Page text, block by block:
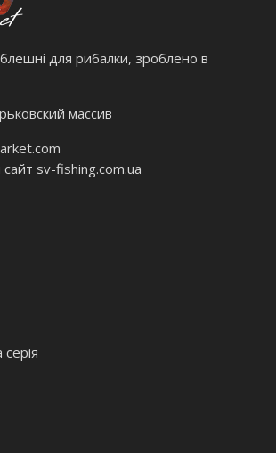
для рибалки, зроблено в
массив
sv-fishing.com.ua
серія